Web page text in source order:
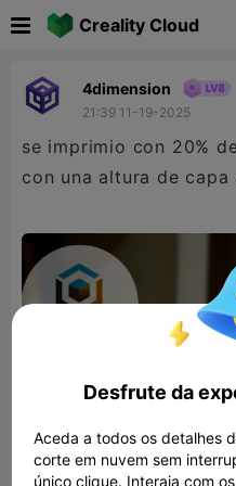
Creality Cloud
4dimension
21:39 11-19-2025
se imprimio con 20%
con una altura de capa
Desfrute da
Aceda a todos os detalhes
corte em nuvem sem
único clique. Interaja com